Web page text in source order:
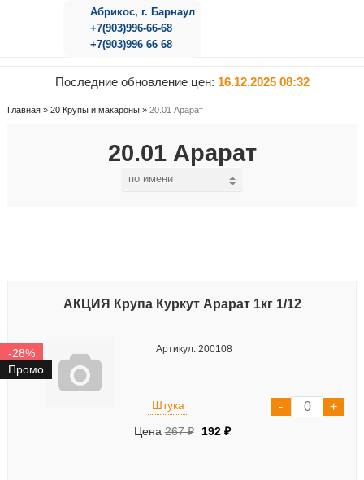
Абрикос, г. Барнаул
+7(903)996-66-68
+7(903)996 66 68
Последние обновление цен: 16.12.2025 08:32
Главная» 20 Крупы и макароны» 20.01 Арарат
20.01 Арарат
АКЦИЯ Крупа Куркут Арарат 1кг 1/12
-28%
Промо
Артикул: 200108
Штука
Цена267 ₽ 192 ₽